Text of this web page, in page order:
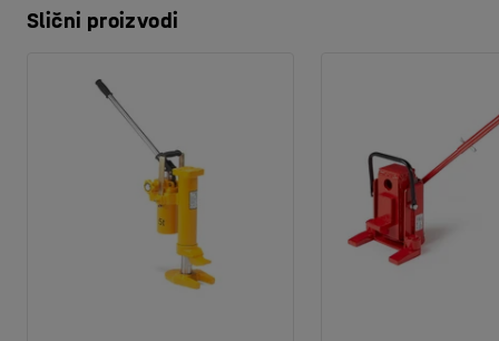
Slični proizvodi